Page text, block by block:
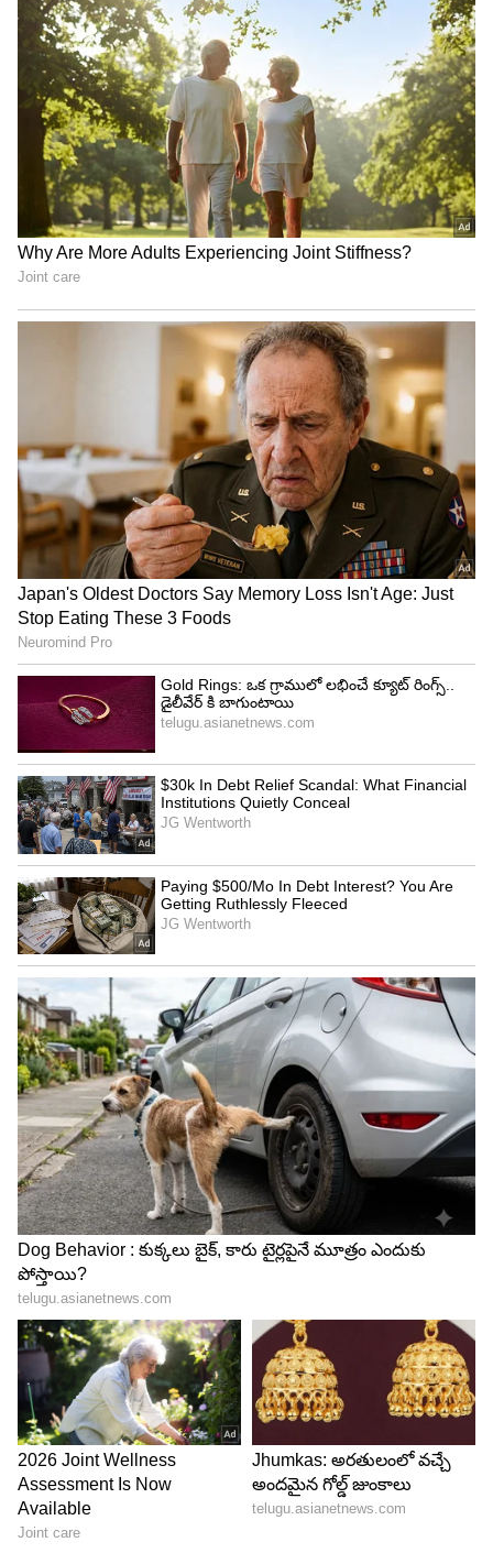
Related Articles
Famous Birth Dates: ఈ తేదీల్లో పుట్టిన వారు
సోషల్ మీడియాలో తొందరగా ఫేమస్ అవుతారు..!
Zodiac signs:మీరు ఎంత రెచ్చగొట్టినా... ఈ రాశుల
అమ్మాయిలకు కోపం కూడా రాదు..!
3
Image Credit : Asianet News
సింహ రాశి
జూన్ నెలలో సింహ రాశివారికి కూడా కొన్ని సమస్యలు వచ్చే
అవకాశం ఉంది. ముఖ్యంగా ఉద్యోగులు తమ అధికారాన్ని
దుర్వినియోగం చేయడం వల్ల తీవ్ర ఇబ్బందుల్లో పడొచ్చు. ఈ
నెలలో ఆర్థిక ఇబ్బందులు కూడా వచ్చే అవకాశం ఉంది.
చిన్న పాటి ఆరోగ్య సమస్యలు రావచ్చు. కాబట్టి.. జాగ్రత్తగా
ఉండటం చాలా అవసరం.
4
Image Credit :
కన్య రాశి...
జూన్ నెలలో కన్య రాశివారు చాలా జాగ్రత్తగా ఉండాలి. ఈ
సమయంలో ఊహించని ఇబ్బందులు ఎదురౌతాయి.
ముఖ్యంగా వ్యాపారం చేసే వారికి చిక్కులు వచ్చే అవకాశం
ఉంది. కాబట్టి.. తొందరపాటు నిర్ణయాలు తీసుకోకూడదు.
ఆచితూచి ఆలోచించి అడుగులు వేయాలి. ఆరోగ్య
సమస్యలు కూడా ఇబ్బంది పెట్టే అవకాశం ఉంది..